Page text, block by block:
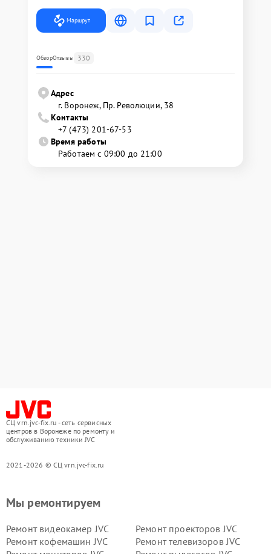
Маршрут
ОбзорОтзывы 330
Адрес
г. Воронеж, Пр. Революции, 38
Контакты
+7 (473) 201-67-53
Время работы
Работаем с 09:00 до 21:00
СЦ vrn.jvc-fix.ru - сеть сервисных
центров в Воронеже по ремонту и
обслуживанию техники JVC
2021-2026 © СЦ vrn.jvc-fix.ru
Мы ремонтируем
Ремонт видеокамер JVC
Ремонт проекторов JVC
Ремонт кофемашин JVC
Ремонт телевизоров JVC